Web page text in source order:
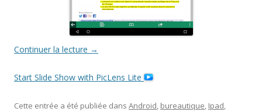
Continuer la lecture →
Start Slide Show with PicLens Lite
Cette entrée a été publiée dans Android, bureautique, Ipad,